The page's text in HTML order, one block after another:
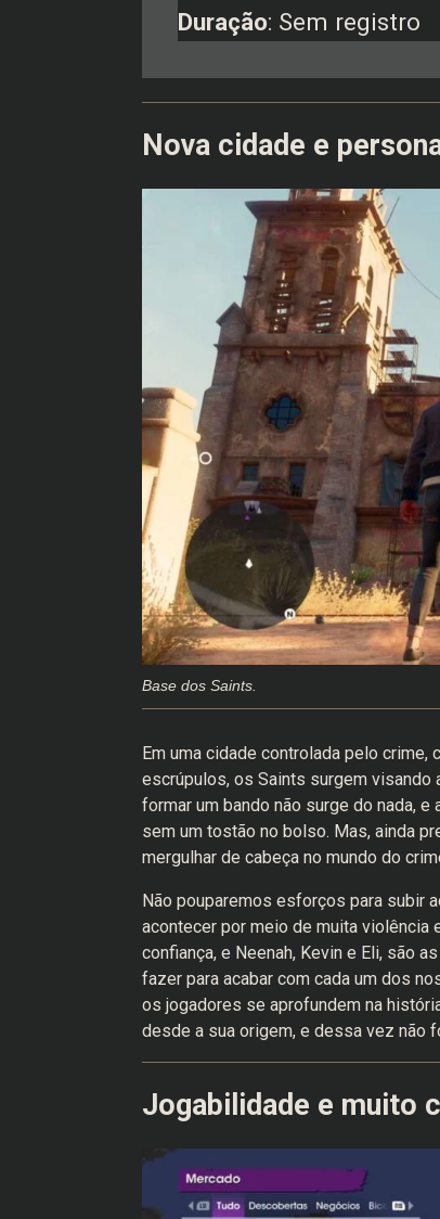
Duração: Sem registro
Nova cidade e
Base dos Saints.
Em uma cidade controlada pelo
escrúpulos, os Saints surgem visando
formar um bando não surge do nada,
sem um tostão no bolso. Mas, ainda
mergulhar de cabeça no mundo do
Não pouparemos esforços para subir
acontecer por meio de muita
confiança, e Neenah, Kevin e Eli, são
fazer para acabar com cada um dos
os jogadores se aprofundem na
desde a sua origem, e dessa vez não
Jogabilidade e muito